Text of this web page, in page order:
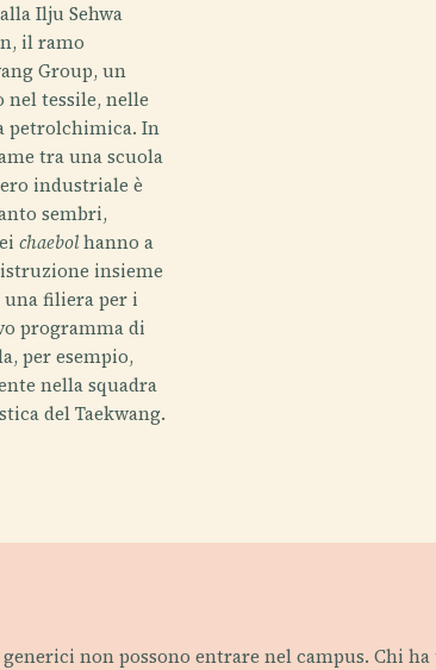
Ilju Sehwa
il ramo
Group, un
tessile, nelle
petrolchimica. In
tra una scuola
industriale è
sembri,
chaebolhanno a
insieme
una filiera per i
programma di
per esempio,
nella squadra
del Taekwang.
non possono entrare nel campus. Chi ha